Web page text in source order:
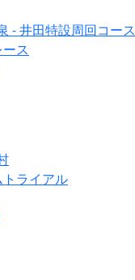
- 井田特設周回コース
ス
ライアル